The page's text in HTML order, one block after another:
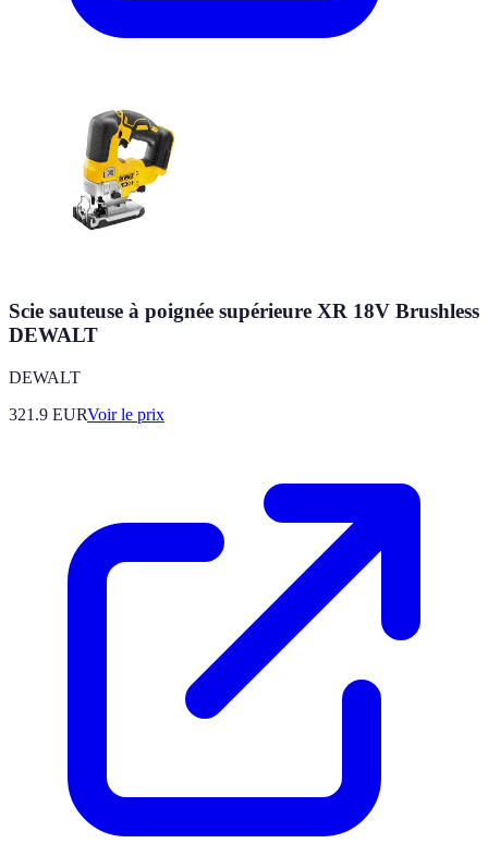
Scie sauteuse à poignée supérieure XR 18V Brushless
DEWALT
DEWALT
321.9 EURVoir le prix